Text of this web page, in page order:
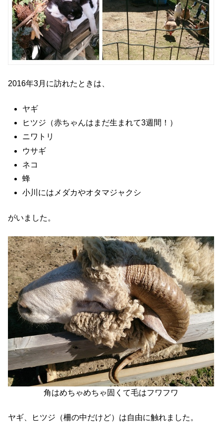
2016年3月に訪れたときは、
ヤギ
ヒツジ（赤ちゃんはまだ生まれて3週間！）
ニワトリ
ウサギ
ネコ
蜂
小川にはメダカやオタマジャクシ
がいました。
角はめちゃめちゃ固くて毛はフワフワ
ヤギ、ヒツジ（柵の中だけど）は自由に触れました。